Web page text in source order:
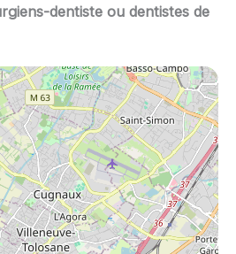
dentiste ou dentistes de